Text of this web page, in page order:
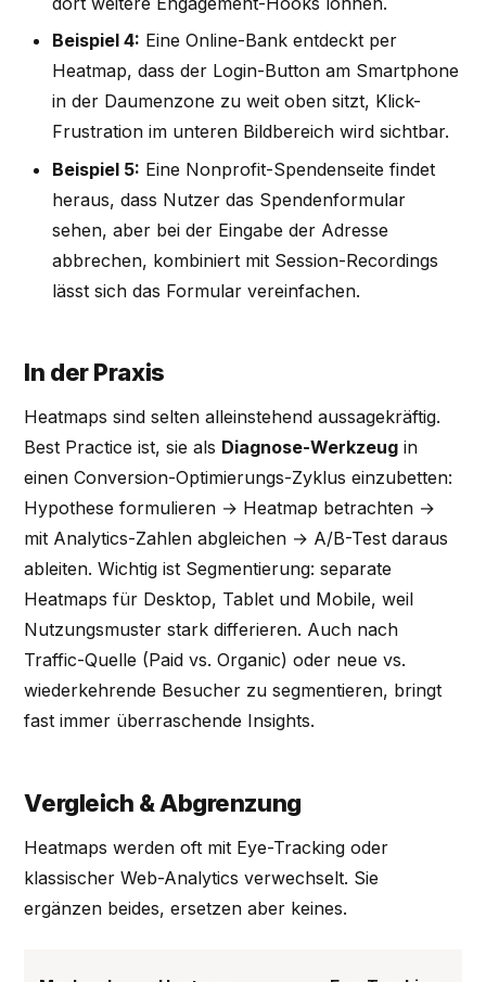
Beispiel 4: Eine Online-Bank entdeckt per
Heatmap, dass der Login-Button am Smartphone
in der Daumenzone zu weit oben sitzt, Klick-
Frustration im unteren Bildbereich wird sichtbar.
Beispiel 5: Eine Nonprofit-Spendenseite findet
heraus, dass Nutzer das Spendenformular
sehen, aber bei der Eingabe der Adresse
abbrechen, kombiniert mit Session-Recordings
lässt sich das Formular vereinfachen.
In der Praxis
Heatmaps sind selten alleinstehend aussagekräftig.
Best Practice ist, sie als Diagnose-Werkzeug in
einen Conversion-Optimierungs-Zyklus einzubetten:
Hypothese formulieren → Heatmap betrachten →
mit Analytics-Zahlen abgleichen → A/B-Test daraus
ableiten. Wichtig ist Segmentierung: separate
Heatmaps für Desktop, Tablet und Mobile, weil
Nutzungsmuster stark differieren. Auch nach
Traffic-Quelle (Paid vs. Organic) oder neue vs.
wiederkehrende Besucher zu segmentieren, bringt
fast immer überraschende Insights.
Vergleich & Abgrenzung
Heatmaps werden oft mit Eye-Tracking oder
klassischer Web-Analytics verwechselt. Sie
ergänzen beides, ersetzen aber keines.